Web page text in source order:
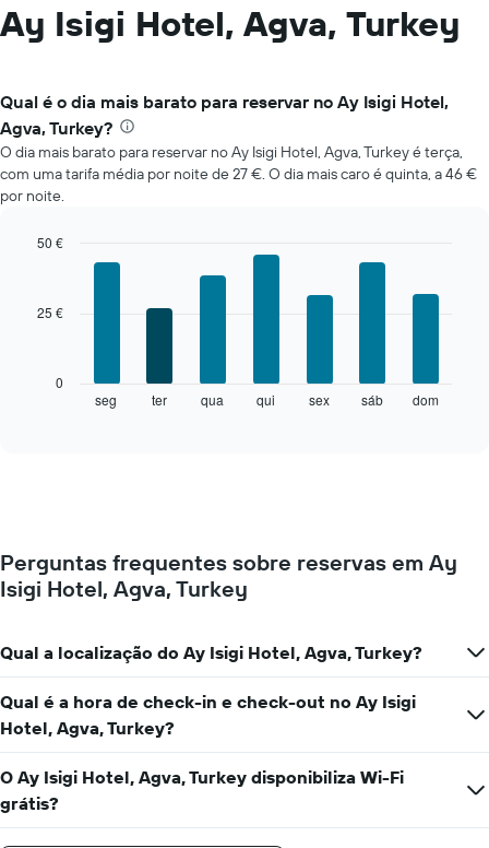
Ay Isigi Hotel, Agva, Turkey
Qual é o dia mais barato para reservar no Ay Isigi Hotel,
Agva, Turkey?
O dia mais barato para reservar no Ay Isigi Hotel, Agva, Turkey é terça,
com uma tarifa média por noite de 27 €. O dia mais caro é quinta, a 46 €
por noite.
quarto
a
cada
da
gráfico
apresenta
os
dias
da
semana
numa
seg ter qua qui sex sáb dom
0
25 €
50 €
Perguntas frequentes sobre reservas em Ay
Isigi Hotel, Agva, Turkey
Qual a localização do Ay Isigi Hotel, Agva, Turkey?
Qual é a hora de check-in e check-out no Ay Isigi
Hotel, Agva, Turkey?
O Ay Isigi Hotel, Agva, Turkey disponibiliza Wi-Fi
grátis?